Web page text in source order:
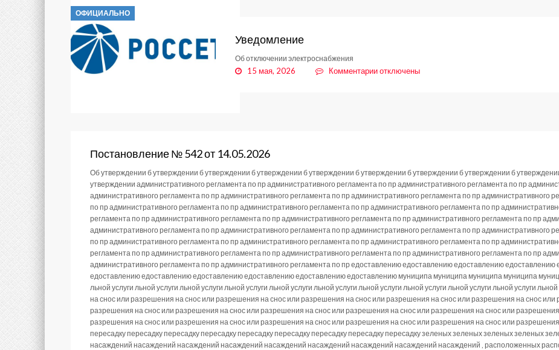
от
ОФИЦИАЛЬНО
Уведомление
Об отключении электроснабжения
15 мая, 2026 Комментариикотключены
Постановление № 542 от 14.05.2026
Об утверждении б утверждении б утверждении б утверждении б утверждении б утверждении б утверждении б утверждении б
утверждении административного регламента по пр административного регламента по пр административного регламента по пр
административного регламента по пр административного регламента по пр административного регламента по пр административного
по пр административного регламента по пр административного регламента по пр административного регламента по пр
регламента по пр административного регламента по пр административного регламента по пр административного регламента по пр
административного регламента по пр административного регламента по пр административного регламента по пр административного
по пр административного регламента по пр административного регламента по пр административного регламента по пр
регламента по пр административного регламента по пр административного регламента по пр административного регламента по пр
административного регламента по пр административного регламента по пр едоставлению едоставлению едоставлению
едоставлению едоставлению едоставлению едоставлению едоставлению едоставлению муниципа муниципа муниципа муниципа
льной услуги льной услуги льной услуги льной услуги льной услуги льной услуги льной услуги льной услуги льной услуги льной услуги
на снос или разрешения на снос или разрешения на снос или разрешения на снос или разрешения на снос или разрешения на снос
разрешения на снос или разрешения на снос или разрешения на снос или разрешения на снос или разрешения на снос или
разрешения на снос или разрешения на снос или разрешения на снос или разрешения на снос или разрешения на снос или
пересадку пересадку пересадку пересадку пересадку пересадку пересадку пересадку пересадку зеленых зеленых зеленых зеленых
насаждений насаждений насаждений насаждений насаждений насаждений насаждений насаждений насаждений , расположенных